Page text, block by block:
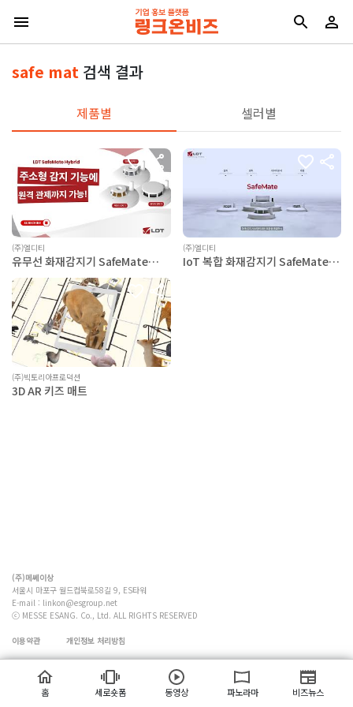
safe mat 검색 결과
제품별 셀러별
(주)엘디티
유무선 화재감지기 SafeMate
(주)엘디티
IoT 복합 화재감지기 SafeMate
(주)빅토리아프로덕션
3D AR 키즈 매트
(주)메쎄이상
서울시 마포구 월드컵북로58길 9, ES타워
E-mail : linkon@esgroup.net
ⓒ MESSE ESANG. Co., Ltd. ALL RIGHTS RESERVED
이용약관 개인정보 처리방침
홈 세로숏폼 동영상 파노라마 비즈뉴스